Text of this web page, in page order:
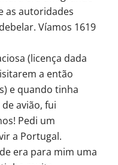
as autoridades
Víamos 1619
(licença dada
a então
e quando tinha
avião, fui
Pedi um
a Portugal.
era para mim uma